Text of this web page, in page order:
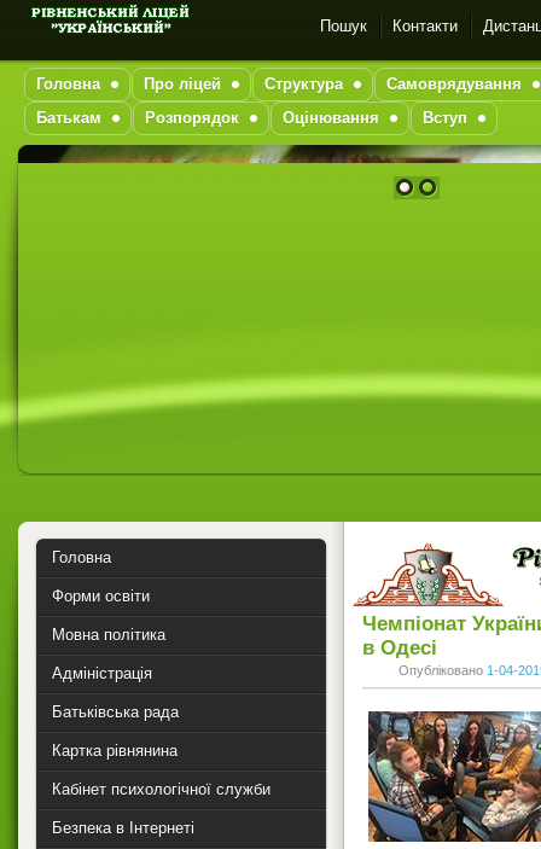
Пошук Контакти
Головна Про ліцей Структура
Самоврядування
Батькам
Розпорядок Оцінювання Вступ
Чемпіонат
в Одесі
Опубліковано 1-04-
Головна
Форми освіти
Мовна політика
Адміністрація
Батьківська рада
Картка рівнянина
Кабінет психологічної служби
Безпека в Інтернеті